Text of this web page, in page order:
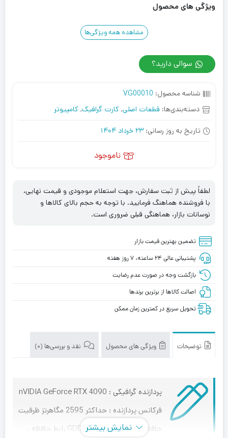
ویژگی های محصول
مشاهده همه ویژگی‌ها
سوالی دارید؟
شناسه محصول: VG00010
دسته‌بندی‌ها: قطعات اصلی, کارت گرافیک, کامپیوتر
تاریخ به روز رسانی:23 خرداد 1404
ناموجود
لطفاً پیش از ثبت سفارش، جهت استعلام موجودی و قیمت نهایی،
با فروشنده هماهنگ فرمایید. با توجه به حجم بالای کالاها و
نوسانات بازار، هماهنگی قبلی ضروری است.
تضمین بهترین قیمت بازار
پشتیبانی عالی ۲۴ ساعته، ۷ روز هفته
بازگشت وجه در صورت عدم رضایت
اصالت کالاها از برترین برندها
تحویل سریع در کمترین زمان ممکن
توضیحات ویژگی های محصول نقد و بررسی‌ها (0)
پردازنده گرافیکی : nVIDIA GeForce RTX 4090
فرکانس پردازنده : حداکثر 2595 مگاهرتز ظرفیت
حافظه : 24 گیگابایت GDDR6X رابط حافظه :
نمایش بیشتر